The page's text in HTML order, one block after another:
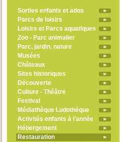
Sorties enfants et ados
Parcs de loisirs
Loisirs et Parcs aquatiques
Zoo - Parc animalier
Parc, jardin, nature
Musées
Châteaux
Sites historiques
Découverte
Culture - Théâtre
Festival
Médiathèque Ludothèque
Activités enfants à l'année
Hébergement
Restauration